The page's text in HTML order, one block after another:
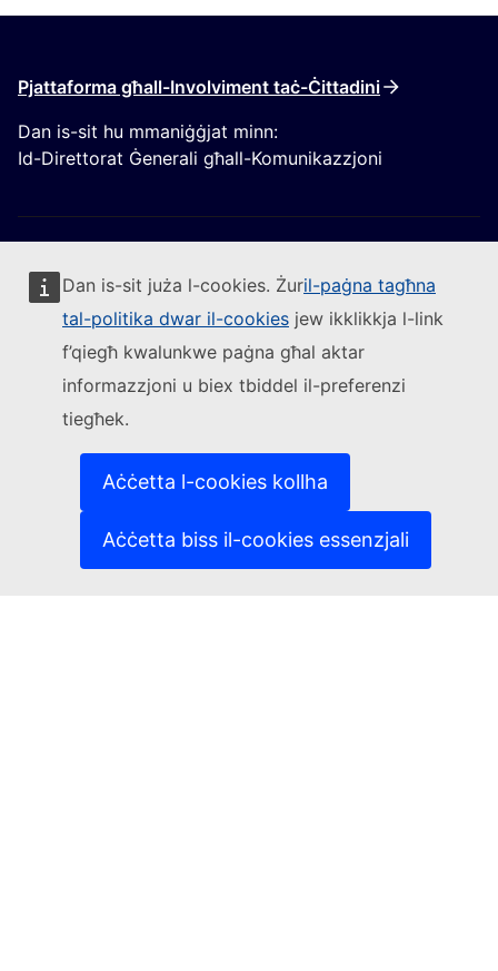
Dan is-sit juża l-cookies. Żuril-paġna tagħna
tal-politika dwar il-cookies jew ikklikkja l-link
f’qiegħ kwalunkwe paġna għal aktar
informazzjoni u biex tbiddel il-preferenzi
tiegħek.
Aċċetta l-cookies kollha
Aċċetta biss il-cookies essenzjali
Pjattaforma għall-Involviment taċ-Ċittadini
Dan is-sit hu mmaniġġjat minn:
Id-Direttorat Ġenerali għall-Komunikazzjoni
Segwi lill-Kummissjoni Ewropea
Ikkuntattjana(Link esterna)
Irrapporta vulnerabbiltà tal-IT
Il-lingwi fuq is-siti web tagħna(Link esterna)
(Link esterna)
Politika ta’ privatezza
Avviż legali (Link esterna)